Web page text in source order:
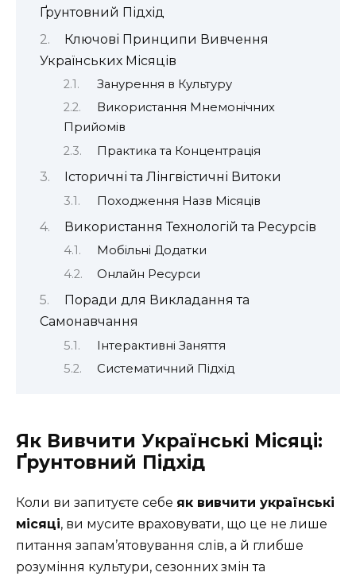
Ґрунтовний Підхід
Ключові Принципи Вивчення
Українських Місяців
Занурення в Культуру
Використання Мнемонічних
Прийомів
Практика та Концентрація
Історичні та Лінгвістичні Витоки
Походження Назв Місяців
Використання Технологій та Ресурсів
Мобільні Додатки
Онлайн Ресурси
Поради для Викладання та
Самонавчання
Інтерактивні Заняття
Систематичний Підхід
Як Вивчити Українські Місяці:
Ґрунтовний Підхід
Коли ви запитуєте себе як вивчити українські
місяці, ви мусите враховувати, що це не лише
питання запам’ятовування слів, а й глибше
розуміння культури, сезонних змін та